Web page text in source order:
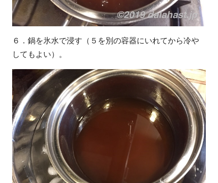
６．鍋を氷水で浸す（５を別の容器にいれてから冷や
してもよい）。